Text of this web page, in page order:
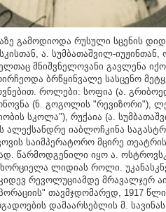
გამოდიოდა რუსული სცენის
ა. სუმბათაშვილ-
მნიშვნელოვანი გავლენა
ბრწყინვალე სასცენო
როლები: სოფია (ა.
(ნ. გოგოლის "რევიზორი"),
სკოლა"), რუქაია (ა.
ალექსანდრე იაბლოჩკინა
საიმპერატორო მცირე
წარმოდგენილი იყო ა.
ლიდიას როლი.
რევოლუციამდე მრავალჯერ
თავმჯდომარედ, 1917
დამაარსებლის მ.